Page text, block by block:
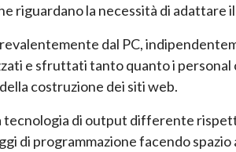
riguardano la necessità di adattare
dal PC,
e sfruttati tanto quanto i
costruzione dei siti web.
di output differente
di programmazione facendo